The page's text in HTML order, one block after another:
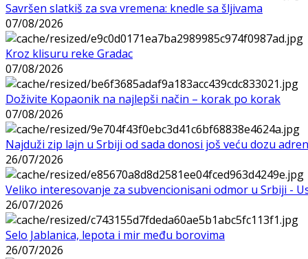
Savršen slatkiš za sva vremena: knedle sa šljivama
07/08/2026
Kroz klisuru reke Gradac
07/08/2026
Doživite Kopaonik na najlepši način – korak po korak
07/08/2026
Najduži zip lajn u Srbiji od sada donosi još veću dozu
26/07/2026
Veliko interesovanje za subvencionisani odmor u Srbiji -
26/07/2026
Selo Jablanica, lepota i mir među borovima
26/07/2026